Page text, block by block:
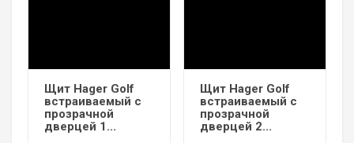
Щит Hager Golf
встраиваемый с
прозрачной
дверцей 1...
Щит Hager Golf
встраиваемый с
прозрачной
дверцей 2...